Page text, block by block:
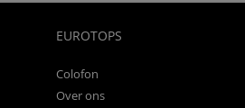
EUROTOPS
Colofon
Over ons